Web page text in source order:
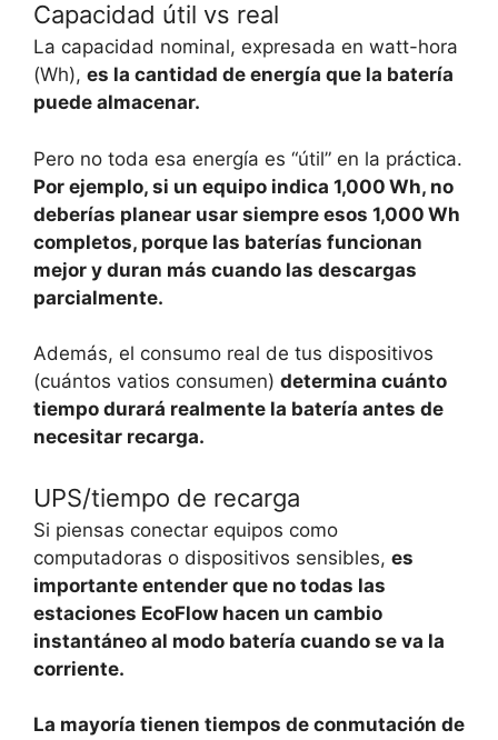
Capacidad útil vs real
La capacidad nominal, expresada en watt-hora
(Wh), es la cantidad de energía que la batería
puede almacenar.
Pero no toda esa energía es “útil” en la práctica.
Por ejemplo, si un equipo indica 1,000 Wh, no
deberías planear usar siempre esos 1,000 Wh
completos, porque las baterías funcionan
mejor y duran más cuando las descargas
parcialmente.
Además, el consumo real de tus dispositivos
(cuántos vatios consumen) determina cuánto
tiempo durará realmente la batería antes de
necesitar recarga.
UPS/tiempo de recarga
Si piensas conectar equipos como
computadoras o dispositivos sensibles, es
importante entender que no todas las
estaciones EcoFlow hacen un cambio
instantáneo al modo batería cuando se va la
corriente.
La mayoría tienen tiempos de conmutación de